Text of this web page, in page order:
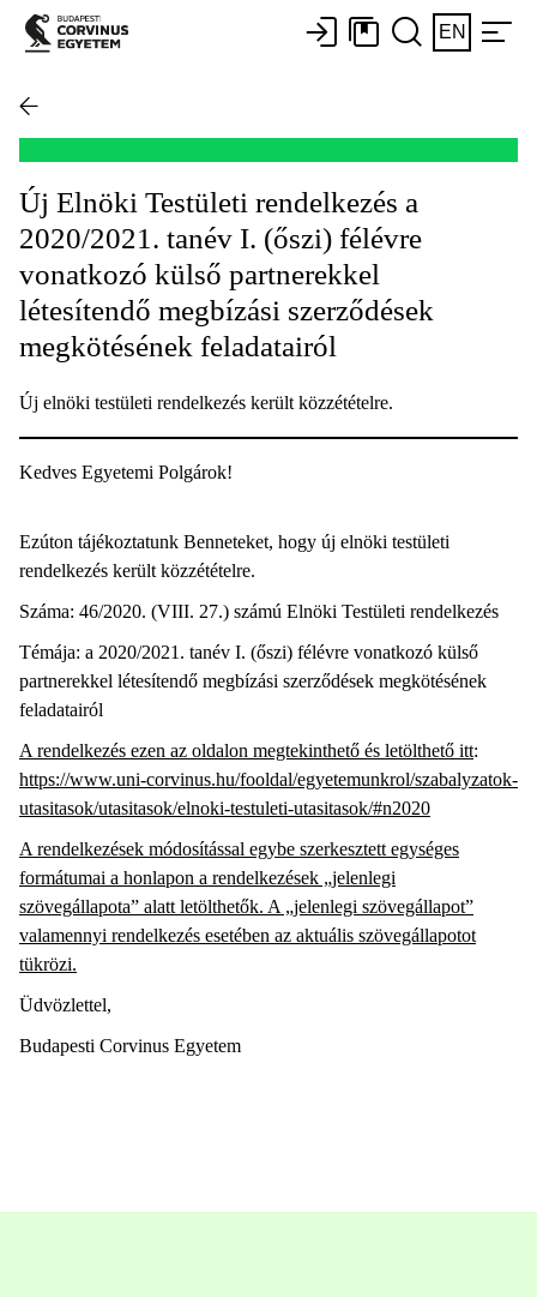
EN
Új Elnöki Testületi rendelkezés a
2020/2021. tanév I. (őszi) félévre
vonatkozó külső partnerekkel
létesítendő megbízási szerződések
megkötésének feladatairól
Új elnöki testületi rendelkezés került közzétételre.
Kedves Egyetemi Polgárok!
Ezúton tájékoztatunk Benneteket, hogy új elnöki testületi
rendelkezés került közzétételre.
Száma: 46/2020. (VIII. 27.) számú Elnöki Testületi rendelkezés
Témája: a 2020/2021. tanév I. (őszi) félévre vonatkozó külső
partnerekkel létesítendő megbízási szerződések megkötésének
feladatairól
A rendelkezés ezen az oldalon megtekinthető és letölthető itt:
https://www.uni-corvinus.hu/fooldal/egyetemunkrol/szabalyzatok-
utasitasok/utasitasok/elnoki-testuleti-utasitasok/#n2020
A rendelkezések módosítással egybe szerkesztett egységes
formátumai a honlapon a rendelkezések „jelenlegi
szövegállapota” alatt letölthetők. A „jelenlegi szövegállapot”
valamennyi rendelkezés esetében az aktuális szövegállapotot
tükrözi.
Üdvözlettel,
Budapesti Corvinus Egyetem